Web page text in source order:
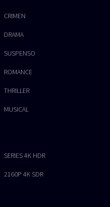
CRIMEN
DRAMA
SUSPENSO
ROMANCE
THRILLER
MUSICAL
SERIES 4K HDR
2160P 4K SDR